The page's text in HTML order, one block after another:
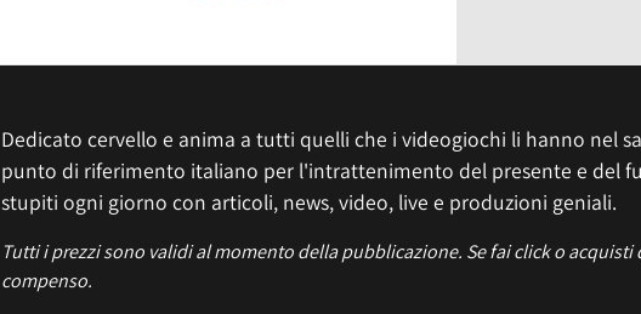
Dedicato cervello e anima a tutti quelli che i videogiochi li hanno nel
punto di riferimento italiano per l'intrattenimento del presente e del
stupiti ogni giorno con articoli, news, video, live e produzioni geniali.
Tutti i prezzi sono validi al momento della pubblicazione. Se fai click o
compenso.